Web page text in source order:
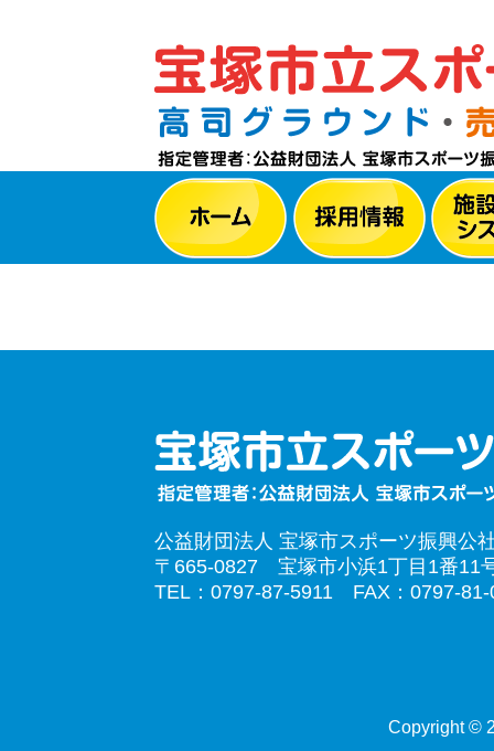
公益財団法人 宝塚市スポーツ振興公
〒665-0827 宝塚市小浜1丁目1番11
TEL：0797-87-5911 FAX：0797-81-
Copyright ©